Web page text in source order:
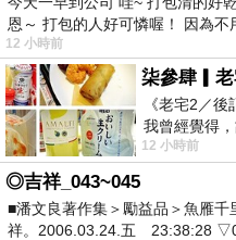
恩～ 打包的人好可憐喔！ 因為不
12 小時前
柒參肆▎老
《老宅2／
我曾經覺得
震中倒塌，
12 小時前
◎吉祥_043~045
■潘文良著作集＞勵益品＞魚雁
祥。2006.03.24.五 23:38:28